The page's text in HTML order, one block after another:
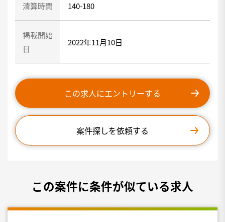
清算時間 140-180
掲載開始
日
2022年11月10日
この求人にエントリーする
案件探しを依頼する
この案件に条件が似ている求人